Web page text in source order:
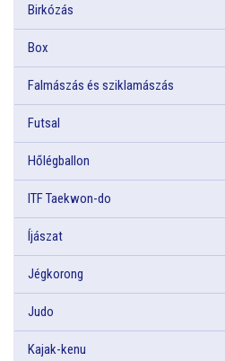
Birkózás
Box
Falmászás és sziklamászás
Futsal
Hőlégballon
ITF Taekwon-do
Íjászat
Jégkorong
Judo
Kajak-kenu